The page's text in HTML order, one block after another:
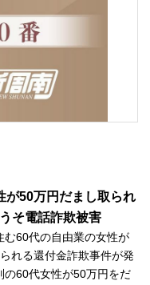
が50万円だまし取られ
そ電話詐欺被害
60代の自由業の女性が
れる還付金詐欺事件が発
の60代女性が50万円をだ